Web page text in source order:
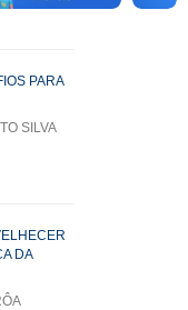
PARA
SILVA
DA